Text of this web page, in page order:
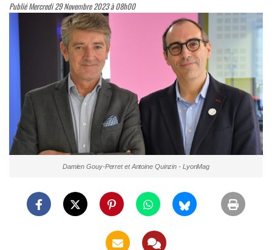
Publié Mercredi 29 Novembre 2023 à 08h00
Damien Gouy-Perret et Antoine Quinzin - LyonMag